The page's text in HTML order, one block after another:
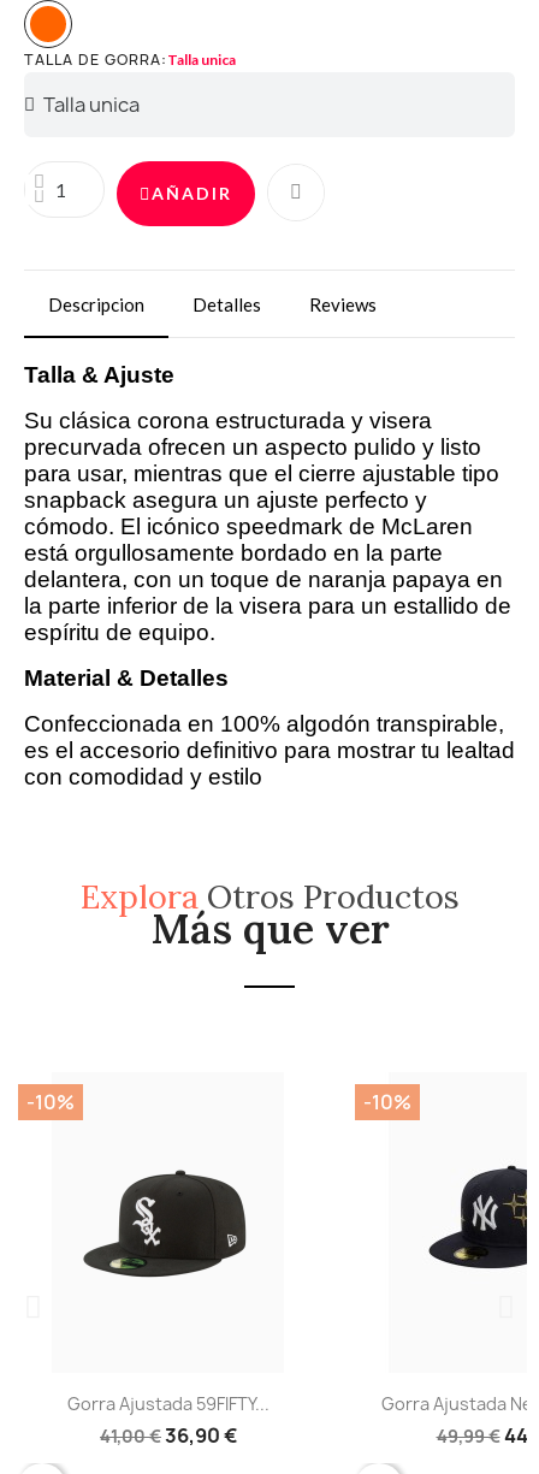
TALLA DE GORRA Talla unica
AÑADIR
Descripcion Detalles Reviews
Talla & Ajuste
Su clásica corona estructurada y visera
precurvada ofrecen un aspecto pulido y listo
para usar, mientras que el cierre ajustable tipo
snapback asegura un ajuste perfecto y
cómodo. El icónico speedmark de McLaren
está orgullosamente bordado en la parte
delantera, con un toque de naranja papaya en
la parte inferior de la visera para un estallido de
espíritu de equipo.
Material & Detalles
Confeccionada en 100% algodón transpirable,
es el accesorio definitivo para mostrar tu lealtad
con comodidad y estilo
ExploraOtros Productos
Más que ver
Gorra Ajustada 59FIFTY...
41,00 €36,90 €
-10%
Gorra Ajustada
49,99 €
-10%